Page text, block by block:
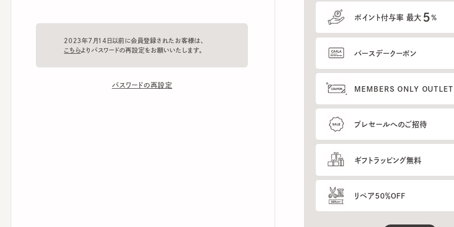
2023年7月14日以前に会員登録されたお客様は、
パスワードの再設定
ポイント付与率 最大 %
バースデークーポン
MEMBERS ONLY OUTLETのご
プレセールへのご招待
ギフトラッピング無料
リペア50％OFF